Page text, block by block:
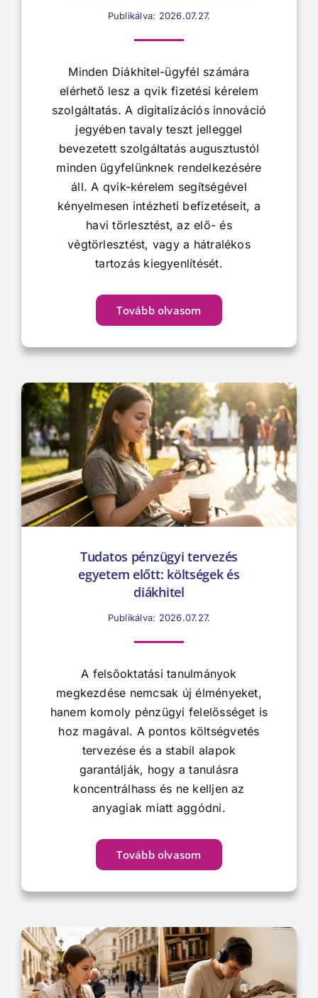
Publikálva: 2026.07.27.
Minden Diákhitel-ügyfél számára
elérhető lesz a qvik fizetési kérelem
szolgáltatás. A digitalizációs innováció
jegyében tavaly teszt jelleggel
bevezetett szolgáltatás augusztustól
minden ügyfelünknek rendelkezésére
áll. A qvik-kérelem segítségével
kényelmesen intézheti befizetéseit, a
havi törlesztést, az elő- és
végtörlesztést, vagy a hátralékos
tartozás kiegyenlítését.
Tovább olvasom
Tudatos pénzügyi tervezés
egyetem előtt: költségek és
diákhitel
Publikálva: 2026.07.27.
A felsőoktatási tanulmányok
megkezdése nemcsak új élményeket,
hanem komoly pénzügyi felelősséget is
hoz magával. A pontos költségvetés
tervezése és a stabil alapok
garantálják, hogy a tanulásra
koncentrálhass és ne kelljen az
anyagiak miatt aggódni.
Tovább olvasom